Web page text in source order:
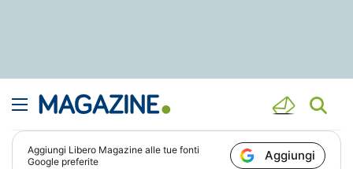
Aggiungi Libero Magazine alle tue fonti
Google preferite
Aggiungi